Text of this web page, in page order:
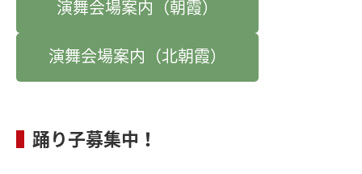
演舞会場案内（朝霞）
演舞会場案内（北朝霞）
踊り子募集中！